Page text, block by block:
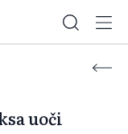
uoči